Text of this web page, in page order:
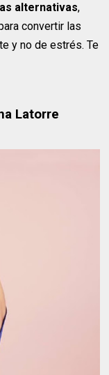
alternativas,
convertir las
y no de estrés. Te
Latorre